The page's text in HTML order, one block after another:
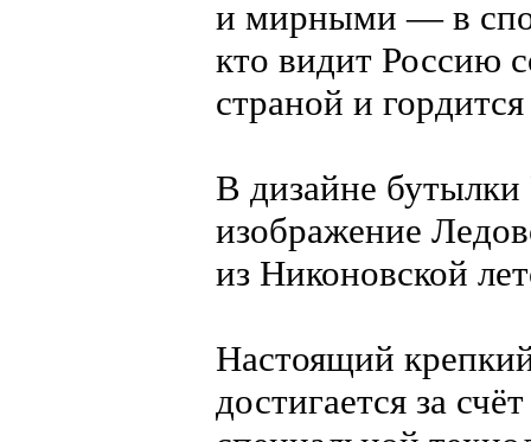
и мирными — в
кто видит Россию
страной и
В дизайне бутылки
изображение
из Никоновской
Настоящий
достигается за